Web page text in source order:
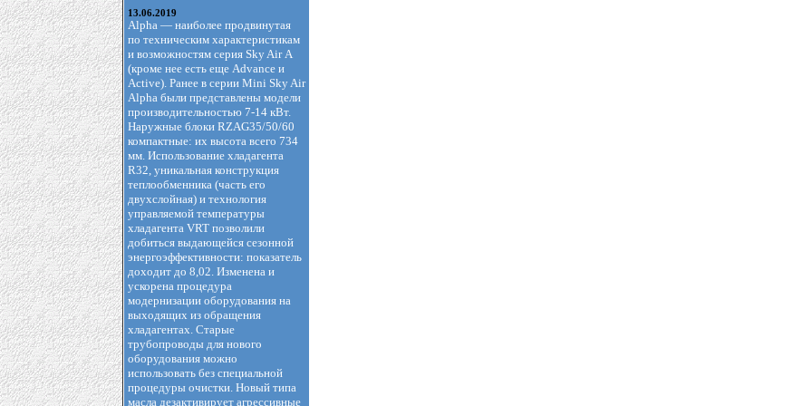
13.06.2019
Alpha — наиболее продвинутая
по техническим характеристикам
и возможностям серия Sky Air А
(кроме нее есть еще Advance и
Active). Ранее в серии Mini Sky Air
Alpha были представлены модели
производительностью 7-14 кВт.
Наружные блоки RZAG35/50/60
компактные: их высота всего 734
мм. Использование хладагента
R32, уникальная конструкция
теплообменника (часть его
двухслойная) и технология
управляемой температуры
хладагента VRT позволили
добиться выдающейся сезонной
энергоэффективности: показатель
доходит до 8,02. Изменена и
ускорена процедура
модернизации оборудования на
выходящих из обращения
хладагентах. Старые
трубопроводы для нового
оборудования можно
использовать без специальной
процедуры очистки. Новый типа
масла дезактивирует агрессивные